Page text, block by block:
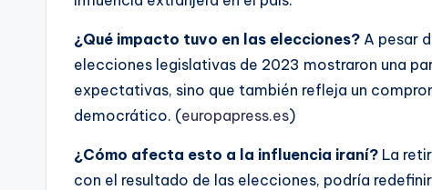
¿Qué impacto tuvo en las elecciones? A pesar
elecciones legislativas de 2023 mostraron una
expectativas, sino que también refleja un
democrático. (europapress.es)
¿Cómo afecta esto a la influencia iraní? La
con el resultado de las elecciones, podría